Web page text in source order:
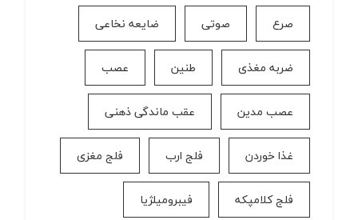
صرع صوتی ضایعه نخاعی
ضربه مغذی طنین عصب
عصب مدین عقب ماندگی ذهنی
غذا خوردن فلج ارب فلج مغزی
فلج کلامپکه فیبرومیلژیا